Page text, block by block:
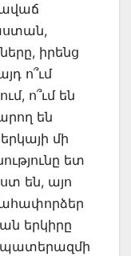
իրենց
ո՞ւմ
ո՞ւմ են
են
մի
ետ
են, այո
երկիրը
պատերազմի